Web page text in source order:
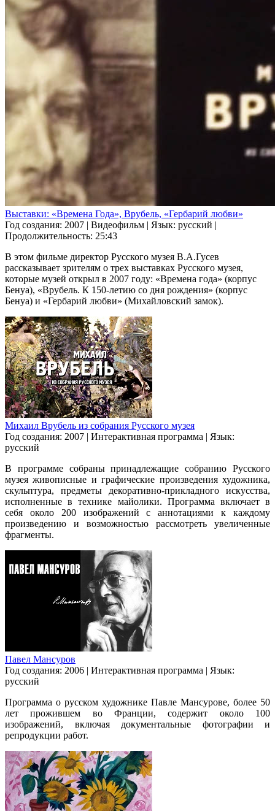
Выставки: «Времена Года», Врубель, «Гербарий любви»
Год создания: 2007 | Видеофильм | Язык: русский |
Продолжительность: 25:43
В этом фильме директор Русского музея В.А.Гусев
рассказывает зрителям о трех выставках Русского музея,
которые музей открыл в 2007 году: «Времена года» (корпус
Бенуа), «Врубель. К 150-летию со дня рождения» (корпус
Бенуа) и «Гербарий любви» (Михайловский замок).
Михаил Врубель из собрания Русского музея
Год создания: 2007 | Интерактивная программа | Язык:
русский
В программе собраны принадлежащие собранию Русского
музея живописные и графические произведения художника,
скульптура, предметы декоративно-прикладного искусства,
исполненные в технике майолики. Программа включает в
себя около 200 изображений с аннотациями к каждому
произведению и возможностью рассмотреть увеличенные
фрагменты.
Павел Мансуров
Год создания: 2006 | Интерактивная программа | Язык:
русский
Программа о русском художнике Павле Мансурове, более 50
лет прожившем во Франции, содержит около 100
изображений, включая документальные фотографии и
репродукции работ.